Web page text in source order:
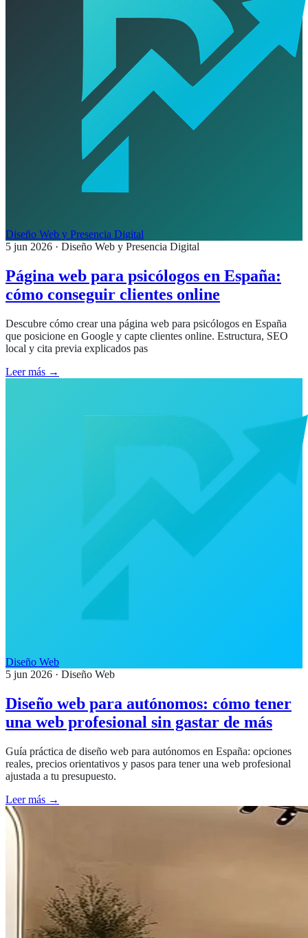
Diseño Web y Presencia Digital
5 jun 2026 · Diseño Web y Presencia Digital
Página web para psicólogos en España:
cómo conseguir clientes online
Descubre cómo crear una página web para psicólogos en España
que posicione en Google y capte clientes online. Estructura, SEO
local y cita previa explicados pas
Leer más →
Diseño Web
5 jun 2026 · Diseño Web
Diseño web para autónomos: cómo tener
una web profesional sin gastar de más
Guía práctica de diseño web para autónomos en España: opciones
reales, precios orientativos y pasos para tener una web profesional
ajustada a tu presupuesto.
Leer más →